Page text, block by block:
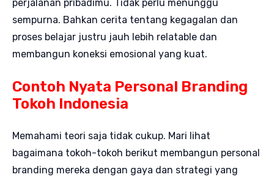
perjalanan pribadimu. Tidak perlu menunggu
sempurna. Bahkan cerita tentang kegagalan dan
proses belajar justru jauh lebih relatable dan
membangun koneksi emosional yang kuat.
Contoh Nyata Personal Branding
Tokoh Indonesia
Memahami teori saja tidak cukup. Mari lihat
bagaimana tokoh-tokoh berikut membangun personal
branding mereka dengan gaya dan strategi yang